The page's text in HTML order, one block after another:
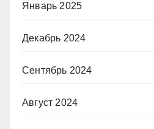
Январь 2025
Декабрь 2024
Сентябрь 2024
Август 2024